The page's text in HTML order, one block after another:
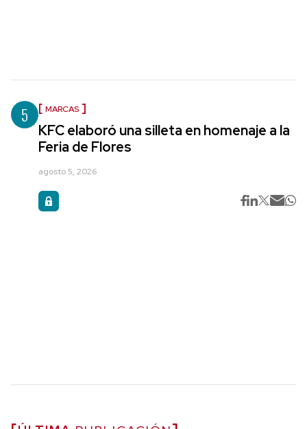
5 MARCAS
KFC elaboró una silleta en homenaje a la
Feria de Flores
agosto 5, 2026